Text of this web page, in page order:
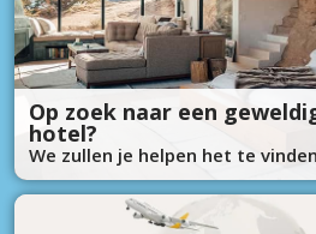
Op zoek naar een
hotel?
We zullen je helpen het te vinden